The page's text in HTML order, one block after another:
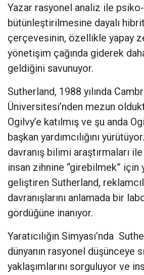
Yazar rasyonel analiz ile
bütünleştirilmesine dayalı
çerçevesinin, özellikle yapay
yönetişim çağında giderek
geldiğini savunuyor.
Sutherland, 1988 yılında
Üniversitesi’nden mezun
Ogilvy’e katılmış ve şu anda
başkan yardımcılığını
davranış bilimi araştırmaları
insan zihnine “girebilmek” için
geliştiren Sutherland,
davranışlarını anlamada bir
gördüğüne inanıyor.
Yaratıcılığın Simyası’nda
dünyanın rasyonel düşünceye
yaklaşımlarını sorguluyor ve